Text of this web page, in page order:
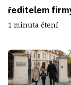
ředitelem
1 minuta čtení